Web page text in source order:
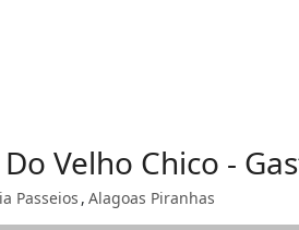
Velho Chico -
Passeios , Alagoas Piranhas